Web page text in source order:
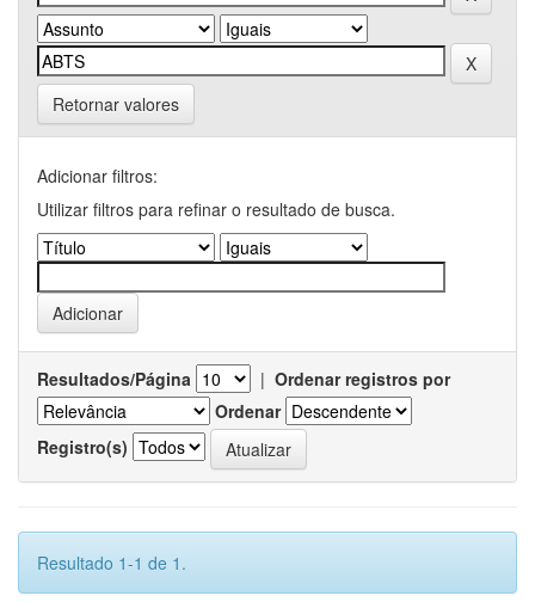
Retornar valores
Adicionar filtros:
Utilizar filtros para refinar o resultado de busca.
Resultados/Página | Ordenar registros por
Ordenar
Registro(s)
Resultado 1-1 de 1.